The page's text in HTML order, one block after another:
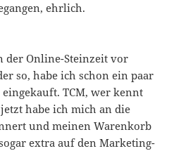
ehrlich.
der Online-Steinzeit vor
so, habe ich schon ein paar
TCM, wer kennt
habe ich mich an die
und meinen Warenkorb
extra auf den Marketing-